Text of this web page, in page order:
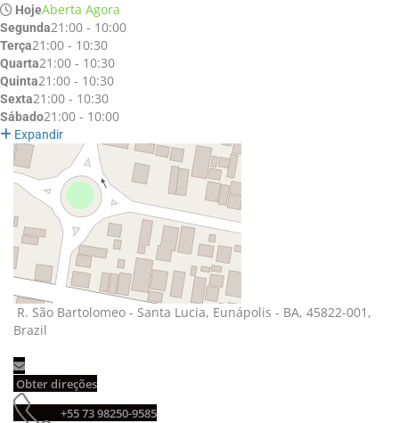
HojeAberta Agora
Segunda21:00 - 10:00
Terça21:00 - 10:30
Quarta21:00 - 10:30
Quinta21:00 - 10:30
Sexta21:00 - 10:30
Sábado21:00 - 10:00
Expandir
R. São Bartolomeo - Santa Lucia, Eunápolis - BA, 45822-001,
Brazil
Obter direções
+55 73 98250-9585